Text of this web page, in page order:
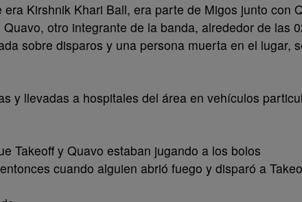
Kirshnik Khari Ball, era parte de Migos junto con
otro integrante de la banda, alrededor de las
sobre disparos y una persona muerta en el lugar,
y llevadas a hospitales del área en vehículos
Takeoff y Quavo estaban jugando a los bolos
cuando alguien abrió fuego y disparó a